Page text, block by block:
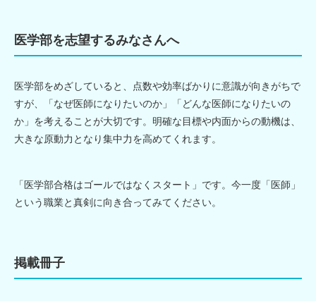
医学部を志望するみなさんへ
医学部をめざしていると、点数や効率ばかりに意識が向きがちで
すが、「なぜ医師になりたいのか」「どんな医師になりたいの
か」を考えることが大切です。明確な目標や内面からの動機は、
大きな原動力となり集中力を高めてくれます。
「医学部合格はゴールではなくスタート」です。今一度「医師」
という職業と真剣に向き合ってみてください。
掲載冊子